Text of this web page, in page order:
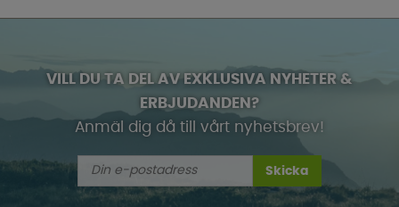
VILL DU TA DEL AV EXKLUSIVA NYHETER &
ERBJUDANDEN?
Anmäl dig då till vårt nyhetsbrev!
Skicka